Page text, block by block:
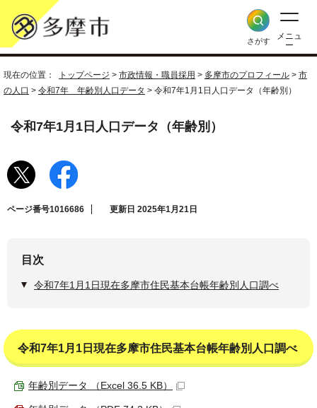
さがす
メニュ
ー
現在の位置： トップページ > 市政情報・職員採用 > 多摩市のプロフィール > 市
の人口 > 令和7年 年齢別人口データ > 令和7年1月1日人口データ（年齢別）
令和7年1月1日人口データ（年齢別）
ページ番号1016686 更新日 2025年1月21日
目次
令和7年1月1日現在多摩市住民基本台帳年齢別人口調べ
令和7年1月1日現在多摩市住民基本台帳年齢別人口調べ
年齢別データ （Excel 36.5 KB）